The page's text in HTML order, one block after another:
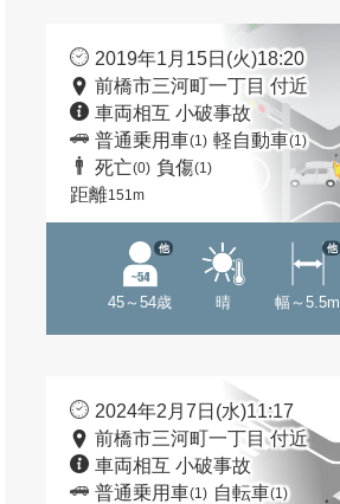
2019年1月15日(火)18:20
前橋市三河町一丁目 付近
車両相互 小破事故
普通乗用車(1) 軽自動車(1)
死亡(0) 負傷(1)
距離151m
45～54歳
他
晴 幅～5.5m
他
2024年2月7日(水)11:17
前橋市三河町一丁目 付近
車両相互 小破事故
普通乗用車(1) 自転車(1)